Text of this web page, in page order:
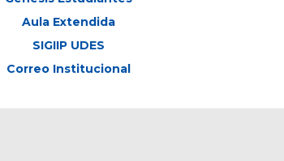
Aula Extendida
SIGIIP UDES
Correo Institucional